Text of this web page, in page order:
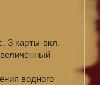
3 карты-вкл.
водного